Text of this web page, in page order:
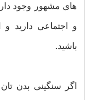
های مشهور وجود
و اجتماعی دارید و
باشید.
اگر سنگینی بدن تان